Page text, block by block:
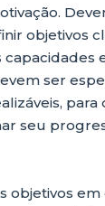
objetivos
ser
seu
objetivos em